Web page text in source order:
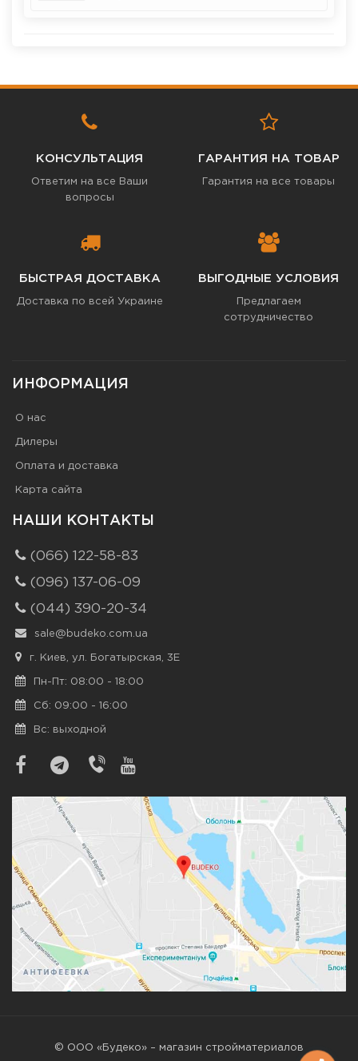
КОНСУЛЬТАЦИЯ
Ответим на все Ваши
вопросы
ГАРАНТИЯ НА ТОВАР
Гарантия на все товары
БЫСТРАЯ ДОСТАВКА
Доставка по всей Украине
ВЫГОДНЫЕ УСЛОВИЯ
Предлагаем
сотрудничество
ИНФОРМАЦИЯ
О нас
Дилеры
Оплата и доставка
Карта сайта
НАШИ КОНТАКТЫ
(066) 122-58-83
(096) 137-06-09
(044) 390-20-34
sale@budeko.com.ua
г. Киев, ул. Богатырская, 3Е
Пн-Пт: 08:00 - 18:00
Сб: 09:00 - 16:00
Вс: выходной
© ООО «Будеко» – магазин стройматериалов